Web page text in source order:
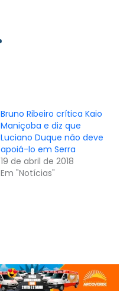
Bruno Ribeiro crítica Kaio
Maniçoba e diz que
Luciano Duque não deve
apoiá-lo em Serra
19 de abril de 2018
Em "Notícias"